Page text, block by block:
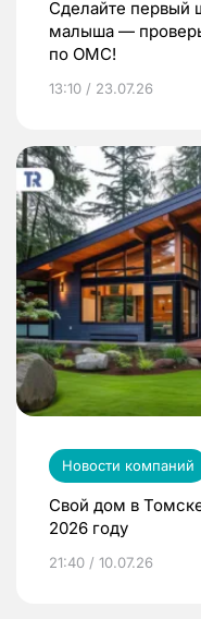
Сделайте первый
малыша —
по ОМС!
13:10 / 23.07.26
Новости компаний
Свой дом в
2026 году
21:40 / 10.07.26